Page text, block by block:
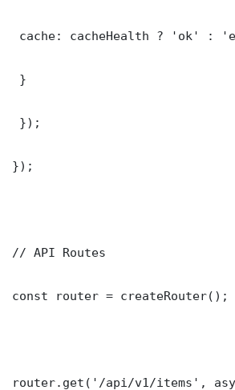
cache: cacheHealth ? 'ok' :
}
});
});
// API Routes
const router = createRouter();
router.get('/api/v1/items',